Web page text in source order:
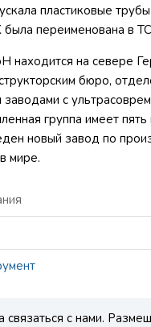
пластиковые
переименована в
находится на севере
бюро,
с
группа имеет
новый завод по
мире.
с нами.